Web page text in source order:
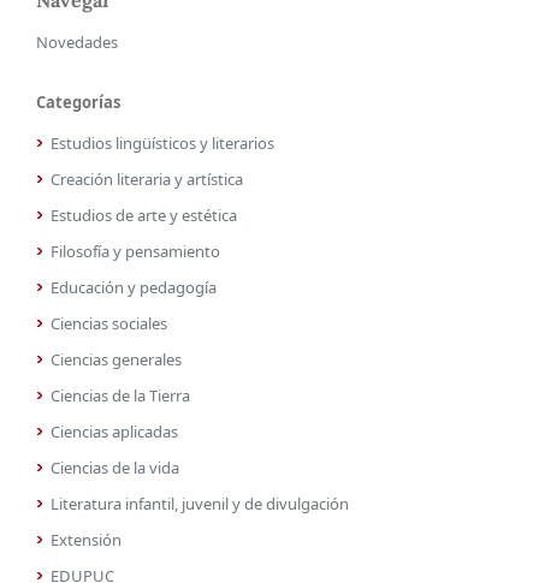
Novedades
Categorías
Estudios lingüísticos y literarios
Creación literaria y artística
Estudios de arte y estética
Filosofía y pensamiento
Educación y pedagogía
Ciencias sociales
Ciencias generales
Ciencias de la Tierra
Ciencias aplicadas
Ciencias de la vida
Literatura infantil, juvenil y de divulgación
Extensión
EDUPUC